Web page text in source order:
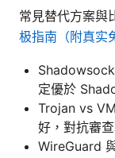
常見替代方案與
极指南（附真实
定優於
Trojan vs
好，對抗審
WireGuard